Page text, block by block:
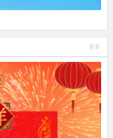
更多